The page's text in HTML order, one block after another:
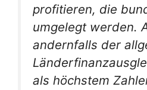
profitieren, die
umgelegt werden.
andernfalls der
als höchstem